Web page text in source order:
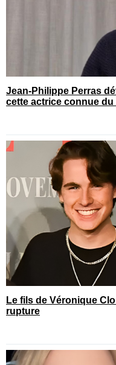
Jean-Philippe Perras
cette actrice connue du
Le fils de Véronique
rupture